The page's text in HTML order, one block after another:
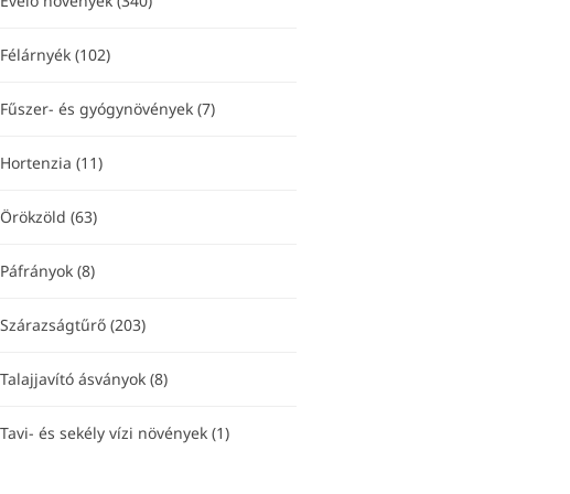
Félárnyék (102)
Fűszer- és gyógynövények (7)
Hortenzia (11)
Örökzöld (63)
Páfrányok (8)
Szárazságtűrő (203)
Talajjavító ásványok (8)
Tavi- és sekély vízi növények (1)